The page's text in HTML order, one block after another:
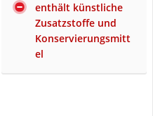
enthält künstliche
Zusatzstoffe und
Konservierungsmitt
el